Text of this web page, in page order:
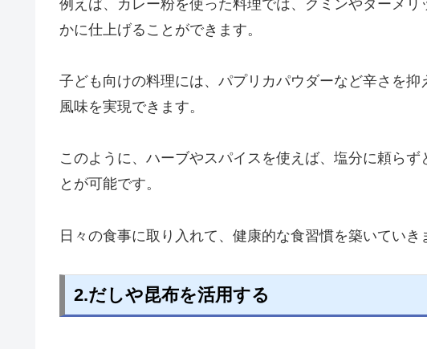
例えば、カレー粉を使った料理では、クミンやターメ
かに仕上げることができます。
子ども向けの料理には、パプリカパウダーなど辛さを
風味を実現できます。
このように、ハーブやスパイスを使えば、塩分に頼ら
とが可能です。
日々の食事に取り入れて、健康的な食習慣を築いていき
2.だしや昆布を活用する